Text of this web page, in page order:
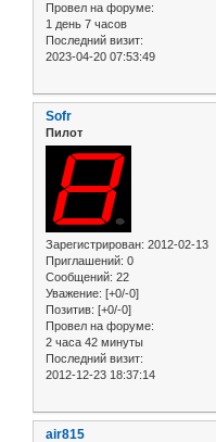
Провел на форуме:
1 день 7 часов
Последний визит:
2023-04-20 07:53:49
Sofr
Пилот
Зарегистрирован: 2012-02-13
Приглашений: 0
Сообщений: 22
Уважение: [+0/-0]
Позитив: [+0/-0]
Провел на форуме:
2 часа 42 минуты
Последний визит:
2012-12-23 18:37:14
air815